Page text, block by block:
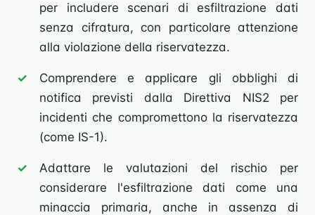
per includere scenari di esfiltrazione dati
senza cifratura, con particolare attenzione
alla violazione della riservatezza.
Comprendere e applicare gli obblighi di
notifica previsti dalla Direttiva NIS2 per
incidenti che compromettono la riservatezza
(come IS-1).
Adattare le valutazioni del rischio per
considerare l'esfiltrazione dati come una
minaccia primaria, anche in assenza di